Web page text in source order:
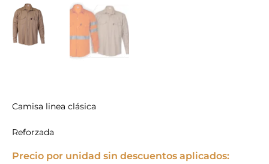
Camisa linea clásica
Reforzada
Precio por unidad sin descuentos aplicados: